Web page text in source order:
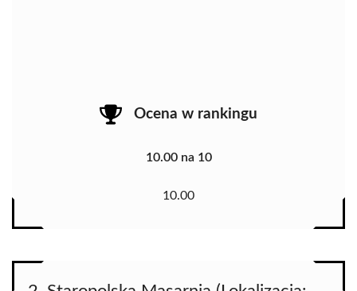
Ocena w rankingu
10.00 na 10
10.00